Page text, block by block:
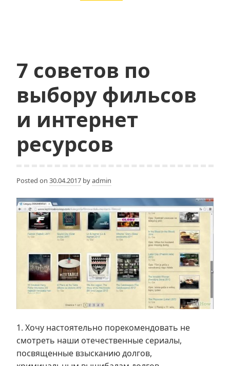
7 советов по
выбору фильсов
и интернет
ресурсов
Posted on 30.04.2017 byadmin
1. Хочу настоятельно порекомендовать не
смотреть наши отечественные сериалы,
посвященные взысканию долгов,